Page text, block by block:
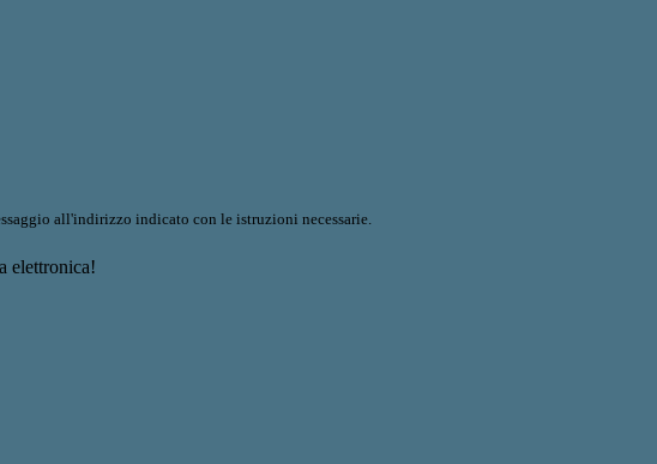
all'indirizzo indicato con le istruzioni necessarie.
elettronica!